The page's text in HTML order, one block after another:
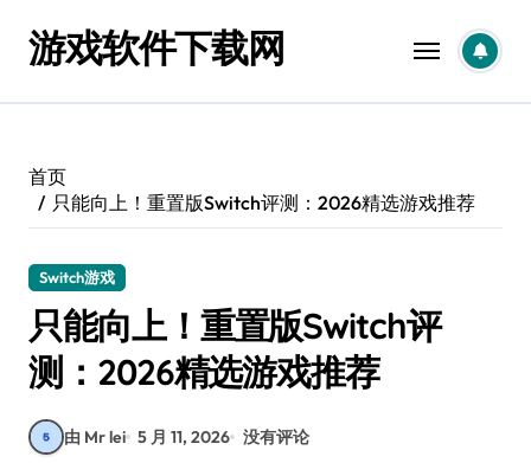
游戏软件下载网
首页
只能向上！重置版Switch评测：2026精选游戏推荐
Switch游戏
只能向上！重置版Switch评
测：2026精选游戏推荐
由 Mr lei 5 月 11, 2026 没有评论